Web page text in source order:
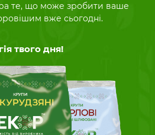
те, що може зробити ваше
вже сьогодні.
твого дня!